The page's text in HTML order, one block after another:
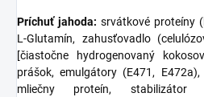
Príchuť jahoda: srvátkové proteíny
L-Glutamín, zahusťovadlo
[čiastočne hydrogenovaný
prášok, emulgátory (E471,
mliečny proteín, stabilizátor